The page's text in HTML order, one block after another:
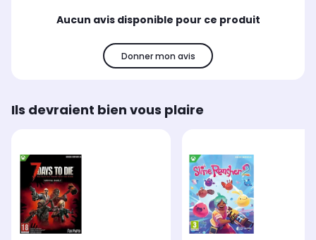
Aucun avis disponible pour ce produit
Donner mon avis
Ils devraient bien vous plaire